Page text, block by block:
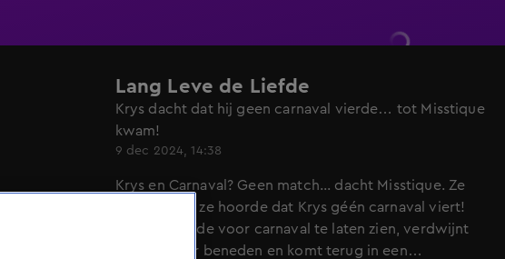
Lang Leve de Liefde
Krys dacht dat hij geen carnaval vierde… tot Misstique
kwam!
9 dec 2024, 14:38
Krys en Carnaval? Geen match... dacht Misstique. Ze
schrok toen ze hoorde dat Krys géén carnaval viert!
Om haar liefde voor carnaval te laten zien, verdwijnt
ze even naar beneden en komt terug in een